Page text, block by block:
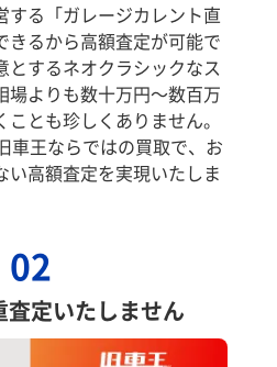
する「ガレージカレント直
きるから高額査定が可能で
とするネオクラシックなス
場よりも数十万円～数百万
とも珍しくありません。
車王ならではの買取で、お
い高額査定を実現いたしま
02
査定いたしません